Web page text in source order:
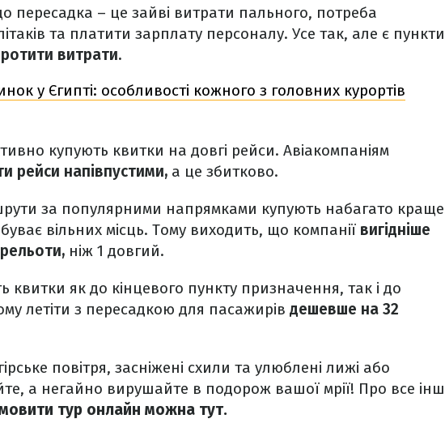
пересадка – це зайві витрати пального, потреба
та платити зарплату персоналу. Усе так, але є
витрати.
у Єгипті: особливості кожного з головних курортів
купують квитки на довгі рейси. Авіакомпаніям
рейси напівпустими, а це збитково.
за популярними напрямками купують набагато
вільних місць. Тому виходить, що компанії вигідніше
ніж 1 довгий.
квитки як до кінцевого пункту призначення, так і до
летіти з пересадкою для пасажирів дешевше на 32
повітря, засніжені схили та улюблені лижі або
а негайно вирушайте в подорож вашої мрії! Про все
тур онлайн можна тут.